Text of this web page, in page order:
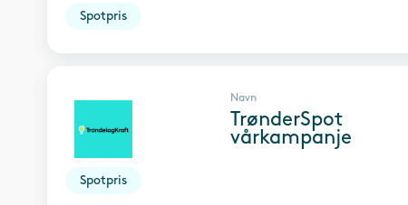
Spotpris
Spotpris
Navn
TrønderSpot
vårkampanje